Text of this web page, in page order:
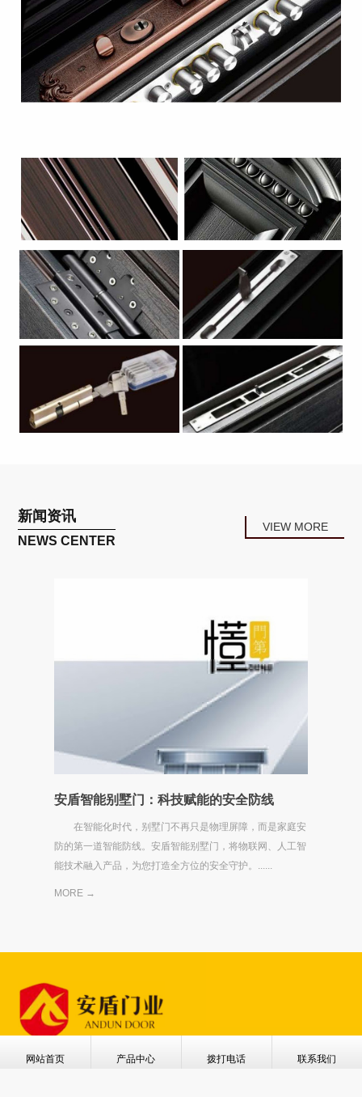
新闻资讯
NEWS CENTER
VIEW MORE
安盾智能别墅门：科技赋能的安全防线
在智能化时代，别墅门不再只是物理屏障，而是家庭安
防的第一道智能防线。安盾智能别墅门，将物联网、人工智
能技术融入产品，为您打造全方位的安全守护。......
MORE →
400-672-6689
网站首页 产品中心 拨打电话 联系我们